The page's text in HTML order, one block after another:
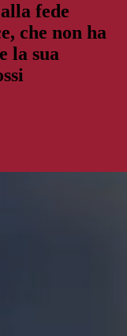
fede
che non ha
la sua